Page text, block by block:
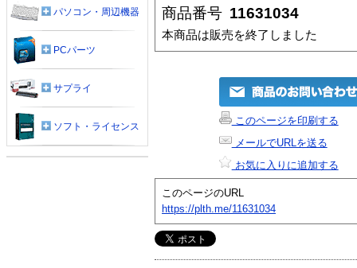
商品番号 11631034
本商品は販売を終了しました
このページを印刷する
メールでURLを送る
お気に入りに追加する
このページのURL
https://plth.me/11631034
パソコン・周辺機器
PCパーツ
サプライ
ソフト・ライセンス